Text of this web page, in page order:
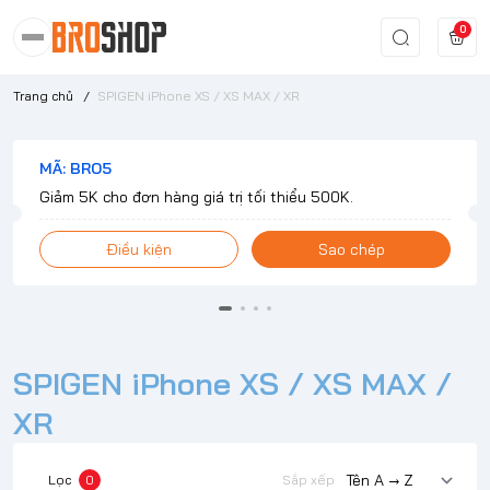
0
Trang chủ / SPIGEN iPhone XS / XS MAX / XR
MÃ: BRO5
Giảm 5K cho đơn hàng giá trị tối thiểu 500K.
Điều kiện Sao chép
SPIGEN iPhone XS / XS MAX /
XR
Lọc 0 Sắp xếp